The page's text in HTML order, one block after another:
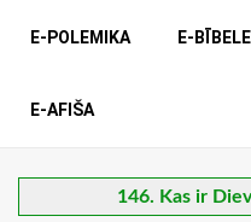
E-POLEMIKA E-BĪBELE
E-AFIŠA
146. Kas ir